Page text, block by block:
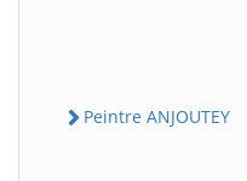
Peintre ANJOUTEY